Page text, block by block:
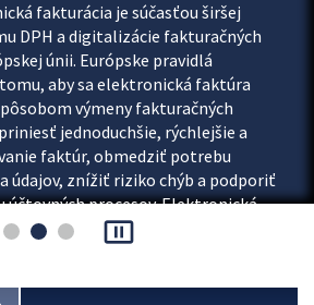
fakturácia je súčasťou širšej
DPH a digitalizácie fakturačných
únii. Európske pravidlá
aby sa elektronická faktúra
výmeny fakturačných
jednoduchšie, rýchlejšie a
faktúr, obmedziť potrebu
údajov, znížiť riziko chýb a podporiť
účtovných procesov. Elektronická
pause_presentation